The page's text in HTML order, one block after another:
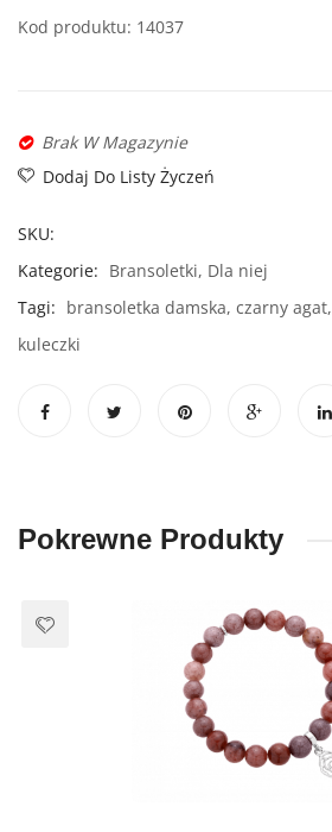
Kod produktu: 14037
Brak W Magazynie
Dodaj Do Listy Życzeń
SKU:
Kategorie: Bransoletki, Dla niej
Tagi: bransoletka damska, czarny agat,
kuleczki
Pokrewne Produkty